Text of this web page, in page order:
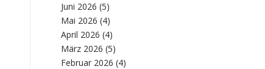
Juni 2026 (5)
Mai 2026 (4)
April 2026 (4)
März 2026 (5)
Februar 2026 (4)